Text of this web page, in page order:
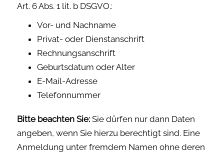
Art. 6 Abs. 1 lit. b DSGVO.:
Vor- und Nachname
Privat- oder Dienstanschrift
Rechnungsanschrift
Geburtsdatum oder Alter
E-Mail-Adresse
Telefonnummer
Bitte beachten Sie: Sie dürfen nur dann Daten
angeben, wenn Sie hierzu berechtigt sind. Eine
Anmeldung unter fremdem Namen ohne deren